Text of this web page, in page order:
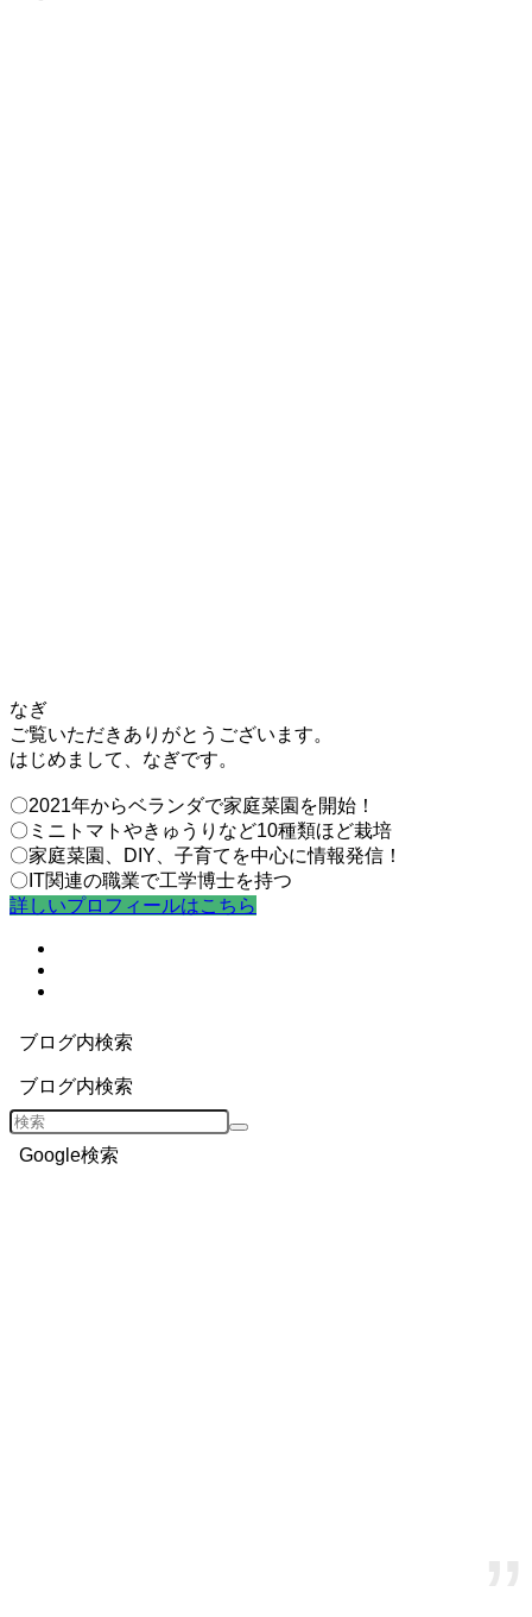
なぎ
ご覧いただきありがとうございます。
はじめまして、なぎです。
〇2021年からベランダで家庭菜園を開始！
〇ミニトマトやきゅうりなど10種類ほど栽培
〇家庭菜園、DIY、子育てを中心に情報発信！
〇IT関連の職業で工学博士を持つ
詳しいプロフィールはこちら
ブログ内検索
ブログ内検索
Google検索